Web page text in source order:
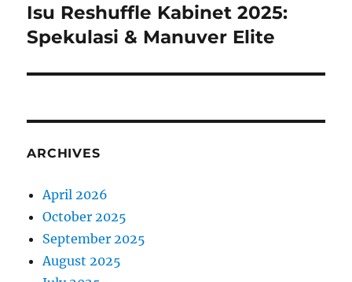
Next
post:
Isu Reshuffle Kabinet 2025:
Spekulasi & Manuver Elite
ARCHIVES
April 2026
October 2025
September 2025
August 2025